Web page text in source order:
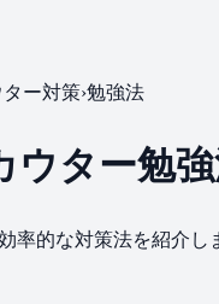
ー対策›勉強法
ウター勉
率的な対策法を紹介